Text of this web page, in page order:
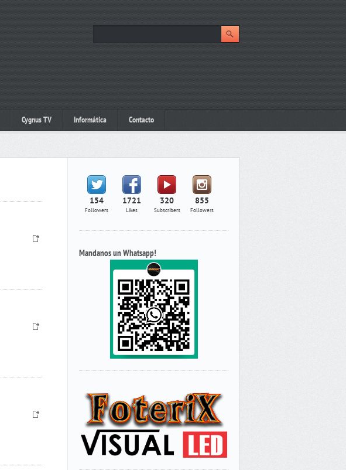
Cygnus TV Informática Contacto
154
Followers
1721
Likes
320
Subscribers
855
Followers
Mandanos un Whatsapp!